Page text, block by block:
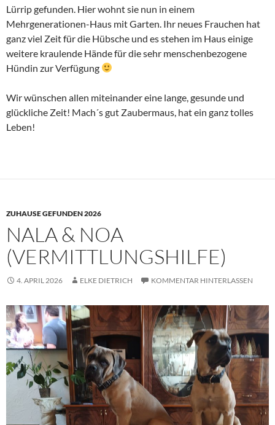
Lürrip gefunden. Hier wohnt sie nun in einem
Mehrgenerationen-Haus mit Garten. Ihr neues Frauchen hat
ganz viel Zeit für die Hübsche und es stehen im Haus einige
weitere kraulende Hände für die sehr menschenbezogene
Hündin zur Verfügung
Wir wünschen allen miteinander eine lange, gesunde und
glückliche Zeit! Mach´s gut Zaubermaus, hat ein ganz tolles
Leben!
ZUHAUSE GEFUNDEN 2026
NALA & NOA
(VERMITTLUNGSHILFE)
4. APRIL 2026 ELKE DIETRICH KOMMENTAR HINTERLASSEN